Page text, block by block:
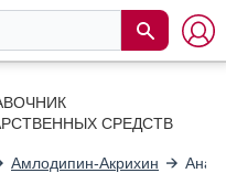
СРЕДСТВ
Амлодипин-Акрихин